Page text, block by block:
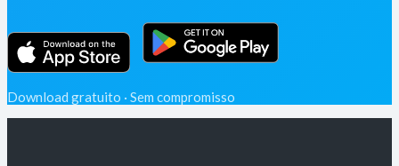
Download gratuito · Sem compromisso